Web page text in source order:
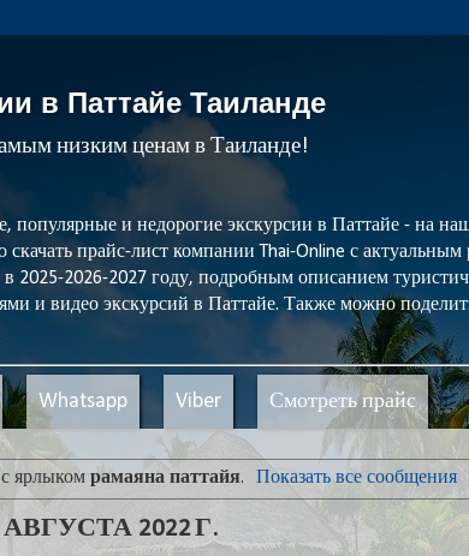
в Паттайе Таиланде
низким ценам в Таиланде!
популярные и недорогие экскурсии в Паттайе - на
прайс-лист компании Thai-Online с
в 2025-2026-2027 году, подробным описанием
и видео экскурсий в Паттайе. Также можно
Whatsapp Viber Смотреть прайс
ярлыком рамаяна паттайя. Показать все сообщения
2022 Г.